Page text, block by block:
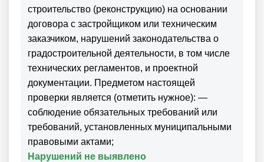
строительство (реконструкцию) на основании
договора с застройщиком или техническим
заказчиком, нарушений законодательства о
градостроительной деятельности, в том числе
технических регламентов, и проектной
документации. Предметом настоящей
проверки является (отметить нужное): —
соблюдение обязательных требований или
требований, установленных муниципальными
правовыми актами;
Нарушений не выявлено